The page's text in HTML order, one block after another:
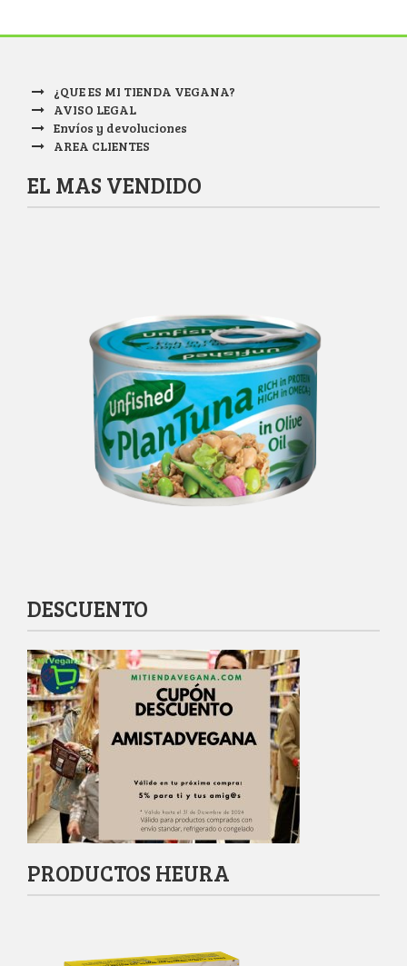
¿QUE ES MI TIENDA VEGANA?
AVISO LEGAL
Envíos y devoluciones
AREA CLIENTES
EL MAS VENDIDO
DESCUENTO
PRODUCTOS HEURA